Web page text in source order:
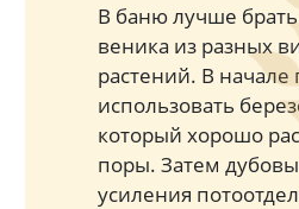
В баню лучше
веника из разных
растений. В
использовать
который хорошо
поры. Затем
усиления